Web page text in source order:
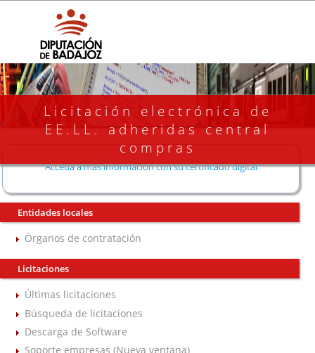
Licitación electrónica de
EE.LL. adheridas central
compras
Acceda a más información con su certificado digital
Entidades locales
Órganos de contratación
Licitaciones
Últimas licitaciones
Búsqueda de licitaciones
Descarga de Software
Soporte empresas (Nueva ventana)